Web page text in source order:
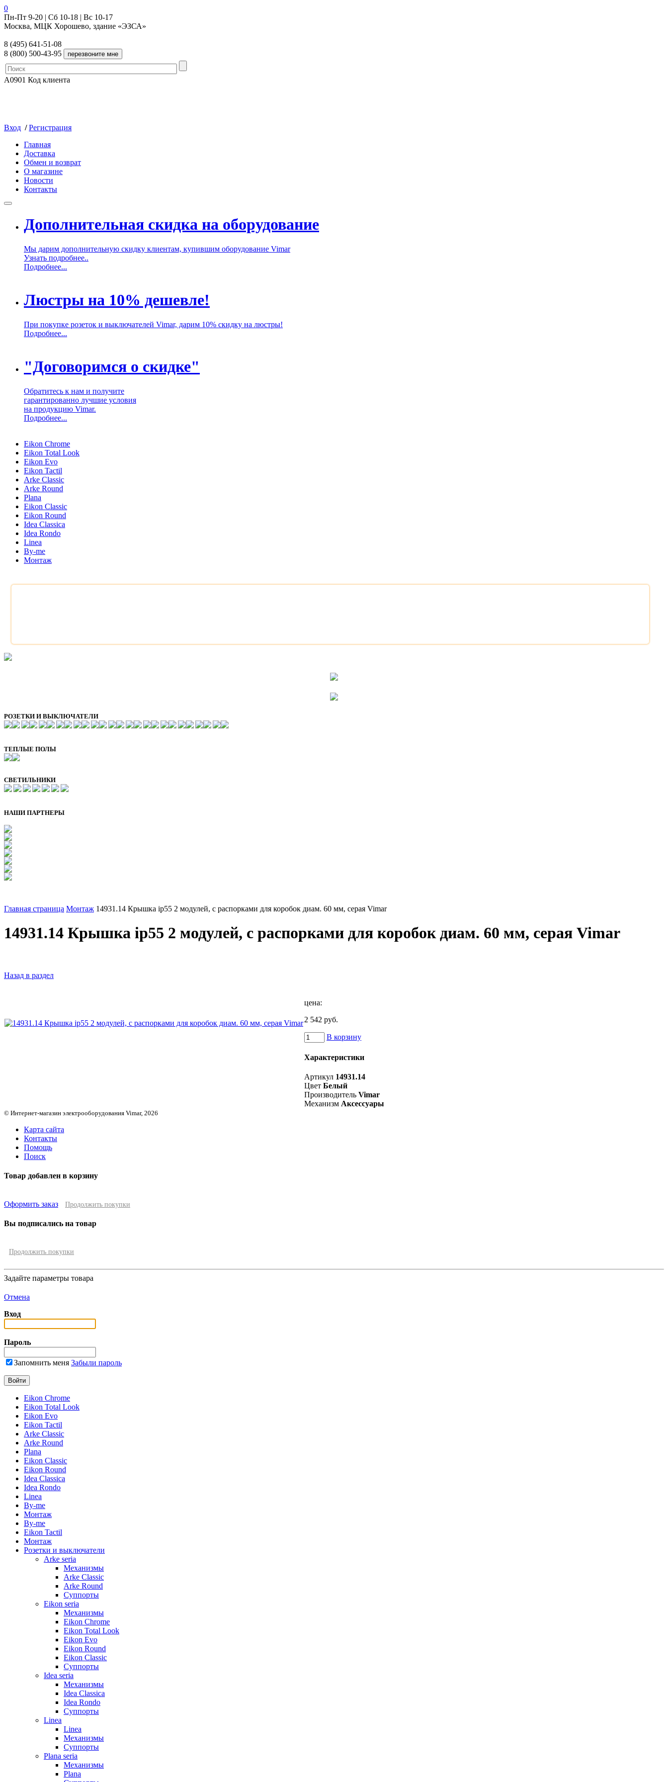
0
Пн-Пт 9-20 | Сб 10-18 | Вс 10-17
Москва, МЦК Хорошево, здание «ЭЗСА»
8 (495) 641-51-08
8 (800) 500-43-95
A0901 Код клиента
Вход / Регистрация
Главная
Доставка
Обмен и возврат
О магазине
Новости
Контакты
Дополнительная скидка на оборудование
Мы дарим дополнительную скидку клиентам, купившим оборудование Vimar
Узнать подробнее..
Подробнее...
Люстры на 10% дешевле!
При покупке розеток и выключателей Vimar, дарим 10% скидку на люстры!
Подробнее...
"Договоримся о скидке"
Обратитесь к нам и получите
гарантированно лучшие условия
на продукцию Vimar.
Подробнее...
Eikon Chrome
Eikon Total Look
Eikon Evo
Eikon Tactil
Arke Classic
Arke Round
Plana
Eikon Classic
Eikon Round
Idea Classica
Idea Rondo
Linea
By-me
Монтаж
РОЗЕТКИ И ВЫКЛЮЧАТЕЛИ
ТЕПЛЫЕ ПОЛЫ
СВЕТИЛЬНИКИ
НАШИ ПАРТНЕРЫ
Главная страница Монтаж 14931.14 Крышка ip55 2 модулей, с распорками для коробок диам. 60 мм, серая Vimar
14931.14 Крышка ip55 2 модулей, с распорками для коробок диам. 60 мм, серая Vimar
Назад в раздел
цена:
2 542 руб.
В корзину
Характеристики
Артикул 14931.14
Цвет Белый
Производитель Vimar
Механизм Аксессуары
© Интернет-магазин электрооборудования Vimar, 2026
Карта сайта
Контакты
Помощь
Поиск
Товар добавлен в корзину
Оформить заказ Продолжить покупки
Вы подписались на товар
Продолжить покупки
Задайте параметры товара
Отмена
Вход
Пароль
Запомнить меня Забыли пароль
Eikon Chrome
Eikon Total Look
Eikon Evo
Eikon Tactil
Arke Classic
Arke Round
Plana
Eikon Classic
Eikon Round
Idea Classica
Idea Rondo
Linea
By-me
Монтаж
By-me
Eikon Tactil
Монтаж
Розетки и выключатели
Arke seria
Механизмы
Arke Classic
Arke Round
Суппорты
Eikon seria
Механизмы
Eikon Chrome
Eikon Total Look
Eikon Evo
Eikon Round
Eikon Classic
Суппорты
Idea seria
Механизмы
Idea Classica
Idea Rondo
Суппорты
Linea
Linea
Механизмы
Суппорты
Plana seria
Механизмы
Plana